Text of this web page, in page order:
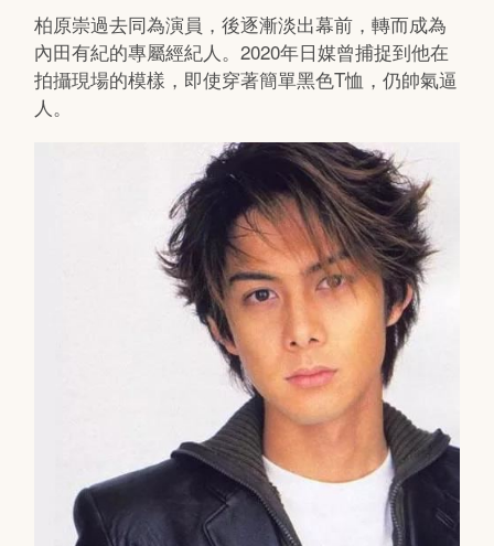
柏原崇過去同為演員，後逐漸淡出幕前，轉而成為
內田有紀的專屬經紀人。2020年日媒曾捕捉到他在
拍攝現場的模樣，即使穿著簡單黑色T恤，仍帥氣逼
人。